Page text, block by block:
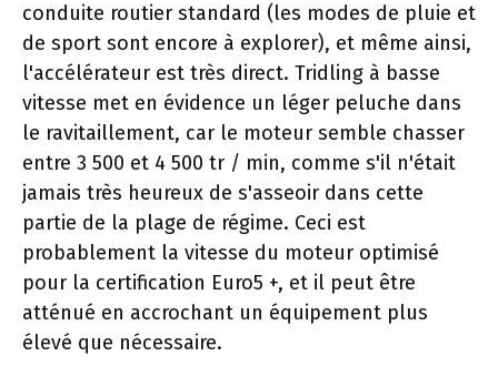
conduite routier standard (les modes de pluie et
de sport sont encore à explorer), et même ainsi,
l'accélérateur est très direct. Tridling à basse
vitesse met en évidence un léger peluche dans
le ravitaillement, car le moteur semble chasser
entre 3 500 et 4 500 tr / min, comme s'il n'était
jamais très heureux de s'asseoir dans cette
partie de la plage de régime. Ceci est
probablement la vitesse du moteur optimisé
pour la certification Euro5 +, et il peut être
atténué en accrochant un équipement plus
élevé que nécessaire.